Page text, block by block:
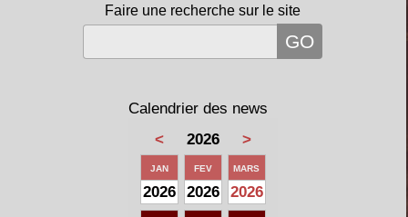
Faire une recherche sur le site
Calendrier des news
<
2026 >
JAN
2026
FEV
2026
MARS
2026